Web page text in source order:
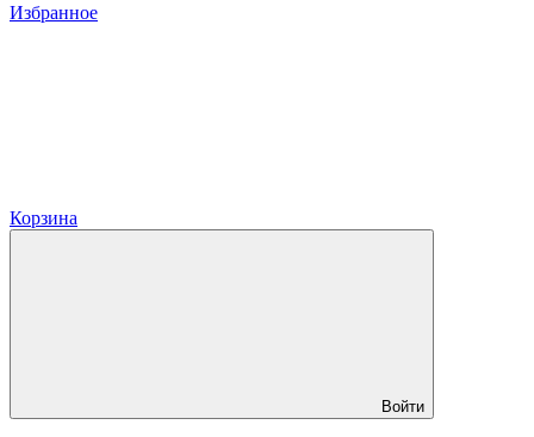
Избранное
Корзина
Войти